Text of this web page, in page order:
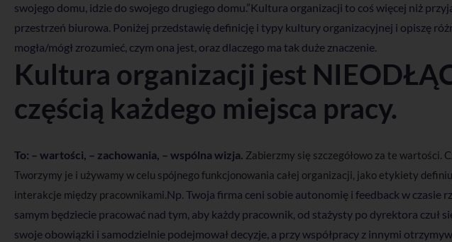
swojego domu, idzie do swojego drugiego domu.”Kultura organizacji to coś więcej niż
przestrzeń biurowa. Poniżej przedstawię definicję i typy kultury organizacyjnej i opiszę
mogła/mógł zrozumieć, czym ona jest, oraz dlaczego ma tak duże znaczenie.
Kultura organizacji jest
częścią każdego miejsca pracy.
To: – wartości, – zachowania, – wspólna wizja. Zabierzmy się szczegółowo za te wartości.
Tworzymy je i używamy w celu spójnego funkcjonowania całej organizacji, jako etykiety
interakcje między pracownikami.Np. Twoja firma ceni sobie autonomię i feedback w czasie
samym będziecie pracować nad tym, aby każdy pracownik, od stażysty po dyrektora czuł
swoje obowiązki i samodzielnie podejmował decyzje, a przy współpracy z innymi